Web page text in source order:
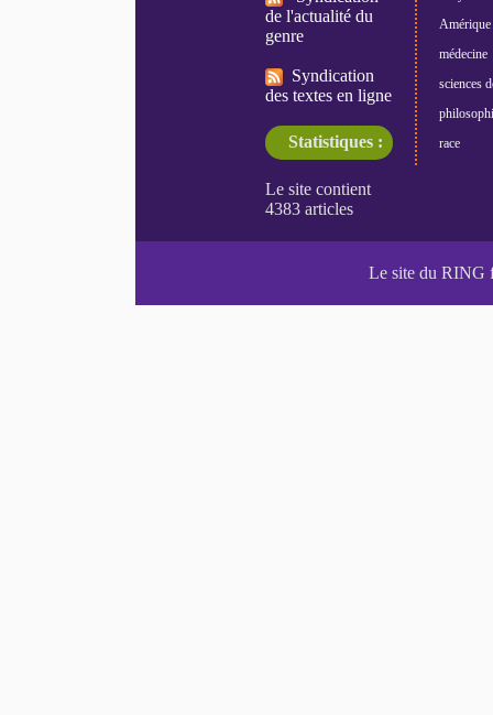
de l'actualité du
genre
Syndication
des textes en ligne
Statistiques :
Amérique
médecine
sciences
race
Le site du RING